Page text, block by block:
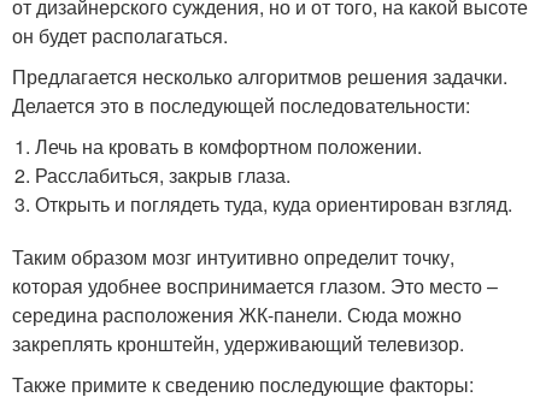
от дизайнерского суждения, но и от того, на какой высоте
он будет располагаться.
Предлагается несколько алгоритмов решения задачки.
Делается это в последующей последовательности:
Лечь на кровать в комфортном положении.
Расслабиться, закрыв глаза.
Открыть и поглядеть туда, куда ориентирован взгляд.
Таким образом мозг интуитивно определит точку,
которая удобнее воспринимается глазом. Это место –
середина расположения ЖК-панели. Сюда можно
закреплять кронштейн, удерживающий телевизор.
Также примите к сведению последующие факторы: